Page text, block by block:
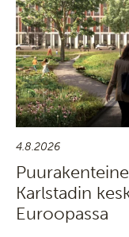
4.8.2026
Karlstadin
Euroopassa